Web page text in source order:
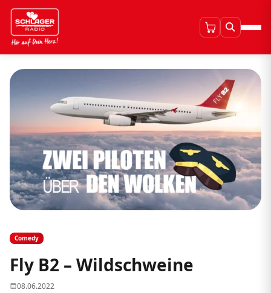
Comedy
Fly B2 – Wildschweine
08.06.2022